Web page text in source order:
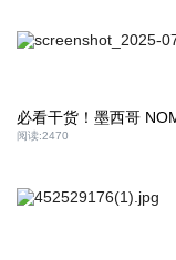
必看干货！墨西哥
阅读:2470